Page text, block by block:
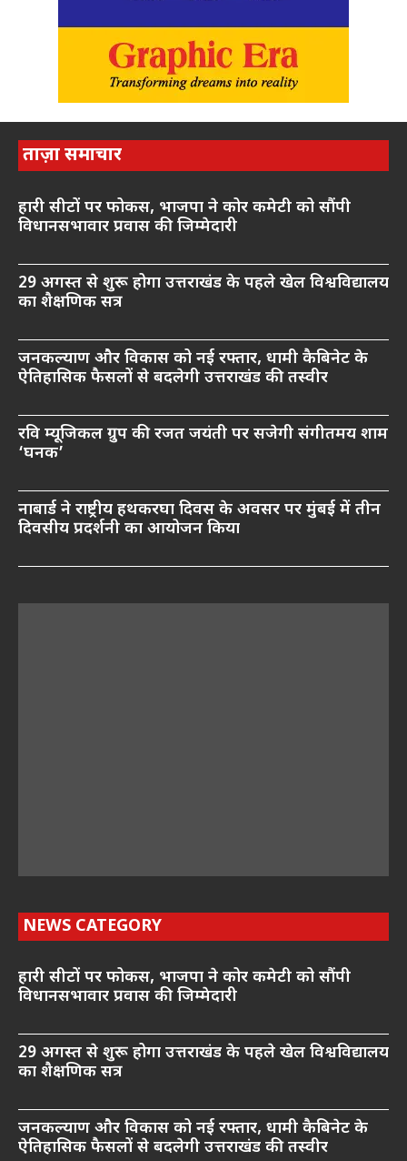
ताज़ा समाचार
हारी सीटों पर फोकस, भाजपा ने कोर कमेटी को सौंपी
विधानसभावार प्रवास की जिम्मेदारी
29 अगस्त से शुरू होगा उत्तराखंड के पहले खेल विश्वविद्यालय
का शैक्षणिक सत्र
जनकल्याण और विकास को नई रफ्तार, धामी कैबिनेट के
ऐतिहासिक फैसलों से बदलेगी उत्तराखंड की तस्वीर
रवि म्यूजिकल ग्रुप की रजत जयंती पर सजेगी संगीतमय शाम
‘घनक’
नाबार्ड ने राष्ट्रीय हथकरघा दिवस के अवसर पर मुंबई में तीन
दिवसीय प्रदर्शनी का आयोजन किया
NEWS CATEGORY
हारी सीटों पर फोकस, भाजपा ने कोर कमेटी को सौंपी
विधानसभावार प्रवास की जिम्मेदारी
29 अगस्त से शुरू होगा उत्तराखंड के पहले खेल विश्वविद्यालय
का शैक्षणिक सत्र
जनकल्याण और विकास को नई रफ्तार, धामी कैबिनेट के
ऐतिहासिक फैसलों से बदलेगी उत्तराखंड की तस्वीर